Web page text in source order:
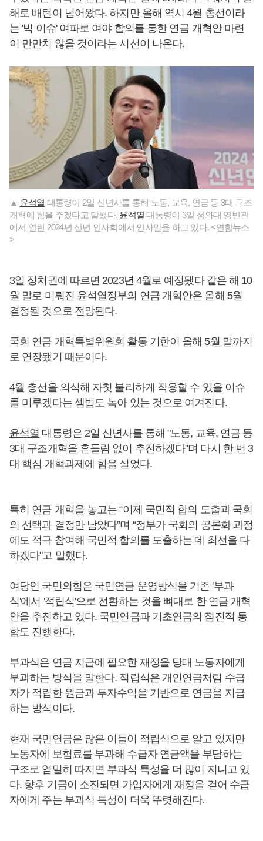
해로 배턴이 넘어왔다. 하지만 올해 역시 4월 총선이라
는 '빅 이슈' 여파로 여야 합의를 통한 연금 개혁안 마련
이 만만치 않을 것이라는 시선이 나온다.
▲ 윤석열 대통령이 2일 신년사를 통해 노동, 교육, 연금 등 3대 구조
개혁에 힘을 주겠다고 말했다. 윤석열 대통령이 3일 청와대 영빈관
에서 열린 2024년 신년 인사회에서 인사말을 하고 있다. <연합뉴스
>
3일 정치권에 따르면 2023년 4월로 예정됐다 같은 해 10
월 말로 미뤄진 윤석열정부의 연금 개혁안은 올해 5월
결정될 것으로 전망된다.
국회 연금 개혁특별위원회 활동 기한이 올해 5월 말까지
로 연장됐기 때문이다.
4월 총선을 의식해 자칫 불리하게 작용할 수 있을 이슈
를 미루겠다는 셈법도 녹아 있는 것으로 여겨진다.
윤석열 대통령은 2일 신년사를 통해 "노동, 교육, 연금 등
3대 구조개혁을 흔들림 없이 추진하겠다"며 다시 한 번 3
대 핵심 개혁과제에 힘을 실었다.
특히 연금 개혁을 놓고는 “이제 국민적 합의 도출과 국회
의 선택과 결정만 남았다”며 “정부가 국회의 공론화 과정
에도 적극 참여해 국민적 합의를 도출하는 데 최선을 다
하겠다"고 말했다.
여당인 국민의힘은 국민연금 운영방식을 기존 '부과
식'에서 '적립식'으로 전환하는 것을 뼈대로 한 연금 개혁
안을 추진하고 있다. 국민연금과 기초연금의 점진적 통
합도 진행한다.
부과식은 연금 지급에 필요한 재정을 당대 노동자에게
부과하는 방식을 말한다. 적립식은 개인연금처럼 수급
자가 적립한 원금과 투자수익을 기반으로 연금을 지급
하는 방식이다.
현재 국민연금은 많은 이들이 적립식으로 알고 있지만
노동자에 보험료를 부과해 수급자 연금액을 부담하는
구조로 엄밀히 따지면 부과식 특성을 더 많이 지니고 있
다. 향후 기금이 소진되면 가입자에게 재정을 걷어 수급
자에게 주는 부과식 특성이 더욱 뚜렷해진다.